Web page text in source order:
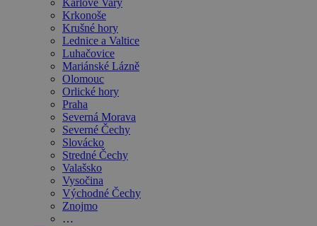
Karlove Vary
Krkonoše
Krušné hory
Lednice a Valtice
Luhačovice
Mariánské Lázně
Olomouc
Orlické hory
Praha
Severná Morava
Severné Čechy
Slovácko
Stredné Čechy
Valašsko
Vysočina
Východné Čechy
Znojmo
…